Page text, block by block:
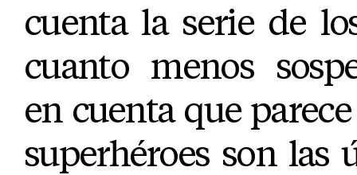
cuenta la serie de
cuanto menos
en cuenta que
superhéroes son las